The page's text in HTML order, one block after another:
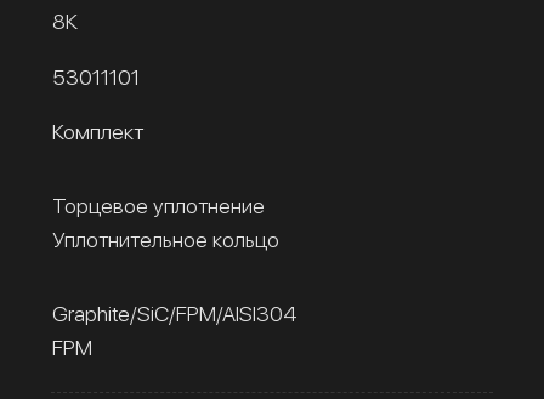
8К
53011101
Комплект
Торцевое уплотнение
Уплотнительное кольцо
Graphite/SiC/FPM/AISI304
FPM